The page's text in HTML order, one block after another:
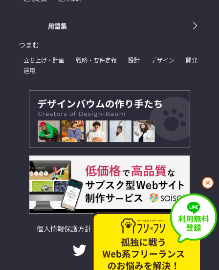
閉
じ
る
用語集
つまむ
立ち上げ・計画 戦略・要件定義 設計 デザイン
開発
運用
個人情報保護方針 利用規約 お問い合わせ